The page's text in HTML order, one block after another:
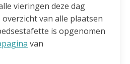
vieringen deze dag
van alle plaatsen
is opgenomen
van